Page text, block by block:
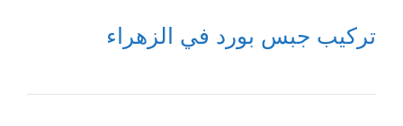
تركيب جبس بورد في الزهراء